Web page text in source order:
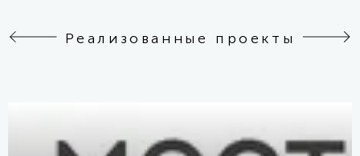
Реализованные проекты